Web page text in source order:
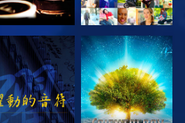
觀看 探索系列節目